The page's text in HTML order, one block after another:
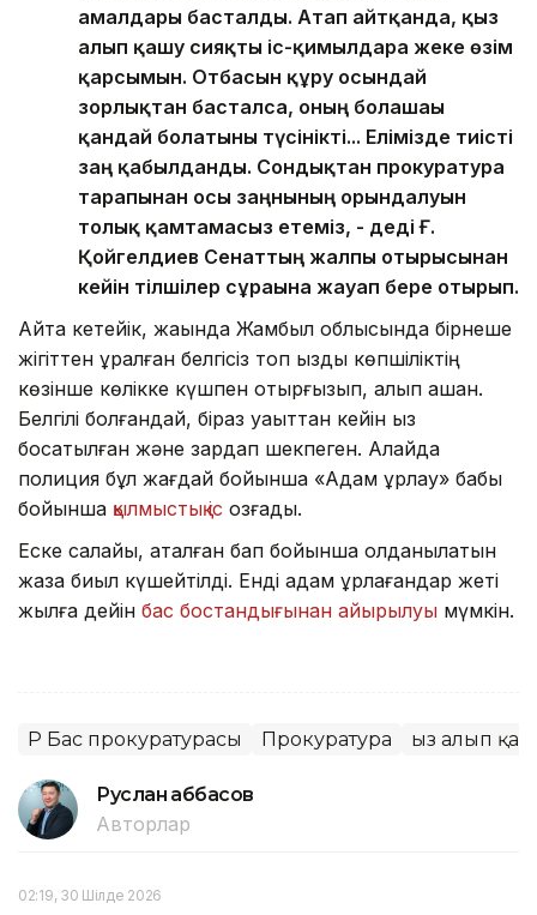
амалдары басталды. Атап айтқанда, қыз
алып қашу сияқты іс-қимылдарға жеке өзім
қарсымын. Отбасын құру осындай
зорлықтан басталса, оның болашағы
қандай болатыны түсінікті... Елімізде тиісті
заң қабылданды. Сондықтан прокуратура
тарапынан осы заңнының орындалуын
толық қамтамасыз етеміз, - деді Ғ.
Қойгелдиев Сенаттың жалпы отырысынан
кейін тілшілер сұрағына жауап бере отырып.
Айта кетейік, жақында Жамбыл облысында бірнеше
жігіттен құралған белгісіз топ қызды көпшіліктің
көзінше көлікке күшпен отырғызып, алып қашқан.
Белгілі болғандай, біраз уақыттан кейін қыз
босатылған және зардап шекпеген. Алайда
полиция бұл жағдай бойынша «Адам ұрлау» бабы
бойынша қылмыстық іс қозғады.
Еске салайық, аталған бап бойынша қолданылатын
жаза биыл күшейтілді. Енді адам ұрлағандар жеті
жылға дейін бас бостандығынан айырылуы мүмкін.
ҚР Бас прокуратурасы Прокуратура Қыз алып
Руслан Ғаббасов
Авторлар
02:19, 30 Шілде 2026